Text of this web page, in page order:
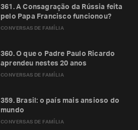
CONVERSAS DE FAMÍLIA
361. A Consagração da Rússia feita
pelo Papa Francisco funcionou?
CONVERSAS DE FAMÍLIA
360. O que o Padre Paulo Ricardo
aprendeu nestes 20 anos
CONVERSAS DE FAMÍLIA
359. Brasil: o país mais ansioso do
mundo